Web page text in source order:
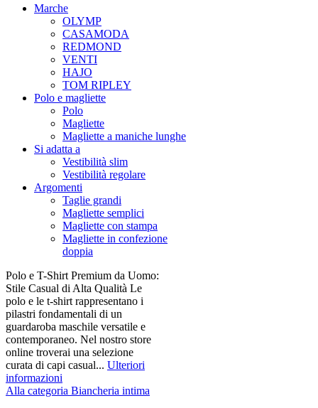
Marche
OLYMP
CASAMODA
REDMOND
VENTI
HAJO
TOM RIPLEY
Polo e magliette
Polo
Magliette
Magliette a maniche lunghe
Si adatta a
Vestibilità slim
Vestibilità regolare
Argomenti
Taglie grandi
Magliette semplici
Magliette con stampa
Magliette in confezione
doppia
Polo e T-Shirt Premium da Uomo:
Stile Casual di Alta Qualità Le
polo e le t-shirt rappresentano i
pilastri fondamentali di un
guardaroba maschile versatile e
contemporaneo. Nel nostro store
online troverai una selezione
curata di capi casual... Ulteriori
informazioni
Alla categoria Biancheria intima